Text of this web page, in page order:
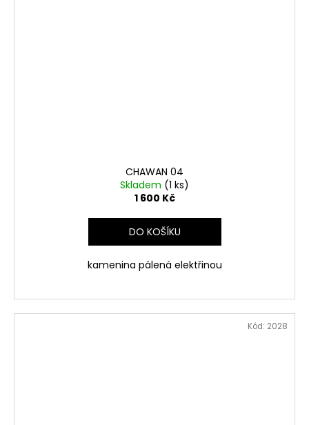
CHAWAN 04
Skladem (1 ks)
1 600 Kč
DO KOŠÍKU
kamenina pálená elektřinou
Kód: 2028